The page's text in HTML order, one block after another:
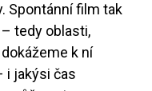
Spontánní film tak
tedy oblasti,
k ní
i jakýsi čas